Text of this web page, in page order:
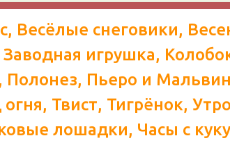
Весёлые снеговики,
игрушка,
Пьеро и
Твист, Тигрёнок,
лошадки, Часы с